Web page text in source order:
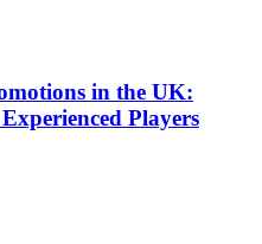
in the UK:
Players